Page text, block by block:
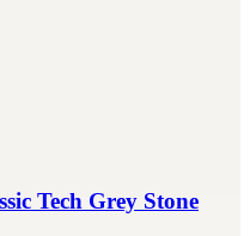
Tech Grey Stone